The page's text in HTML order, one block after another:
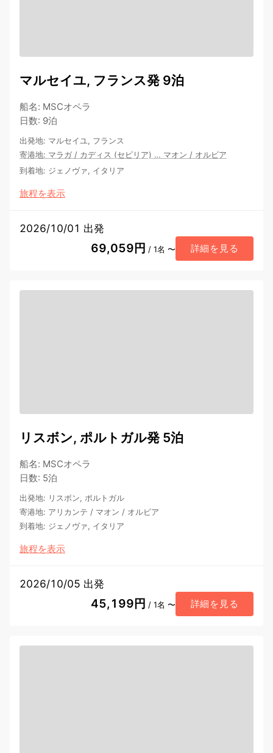
マルセイユ, フランス発 9泊
船名: MSCオペラ
日数: 9泊
出発地: マルセイユ, フランス
寄港地: マラガ / カディス (セビリア) … マオン / オルビア
到着地: ジェノヴァ, イタリア
旅程を表示
2026/10/01 出発
69,059円 / 1名 〜 詳細を見る
リスボン, ポルトガル発 5泊
船名: MSCオペラ
日数: 5泊
出発地: リスボン, ポルトガル
寄港地: アリカンテ / マオン / オルビア
到着地: ジェノヴァ, イタリア
旅程を表示
2026/10/05 出発
45,199円 / 1名 〜 詳細を見る